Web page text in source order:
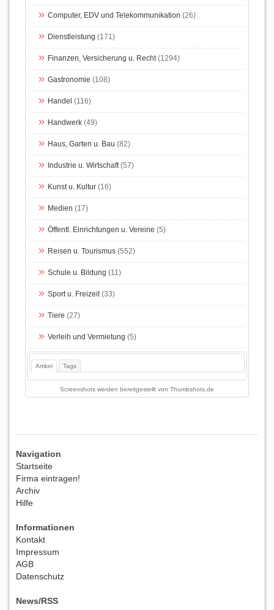
Computer, EDV und Telekommunikation (26)
Dienstleistung (171)
Finanzen, Versicherung u. Recht(1294)
Gastronomie (108)
Handel (116)
Handwerk (49)
Haus, Garten u. Bau (82)
Industrie u. Wirtschaft(57)
Kunst u. Kultur (16)
Medien (17)
Öffentl. Einrichtungen u. Vereine (5)
Reisen u. Tourismus (552)
Schule u. Bildung (11)
Sport u. Freizeit(33)
Tiere (27)
Verleih und Vermietung (5)
Artikel Tags
Screenshots werden bereitgestellt von Thumbshots.de
Navigation
Startseite
Firma eintragen!
Archiv
Hilfe
Informationen
Kontakt
Impressum
AGB
Datenschutz
News/RSS